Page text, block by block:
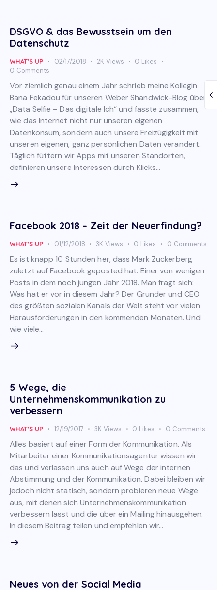
DSGVO & das Bewusstsein um den
Datenschutz
WHAT'S UP 02/17/2018 2K Views 0 Likes
0 Comments
Vor ziemlich genau einem Jahr schrieb meine Kollegin
Bana Fekadou für unseren Weber Shandwick-Blog über
„Data Selfie – Das digitale Ich“ und fasste zusammen,
wie das Internet nicht nur unseren eigenen
Datenkonsum, sondern auch unsere Freizügigkeit mit
unseren eigenen, ganz persönlichen Daten verändert.
Täglich füttern wir Apps mit unseren Standorten,
definieren unsere Interessen durch Klicks…
Facebook 2018 – Zeit der Neuerfindung?
WHAT'S UP 01/12/2018 3K Views 0 Likes 0 Comments
Es ist knapp 10 Stunden her, dass Mark Zuckerberg
zuletzt auf Facebook geposted hat. Einer von wenigen
Posts in dem noch jungen Jahr 2018. Man fragt sich:
Was hat er vor in diesem Jahr? Der Gründer und CEO
des größten sozialen Kanals der Welt steht vor vielen
Herausforderungen in den kommenden Monaten. Und
wie viele…
5 Wege, die
Unternehmenskommunikation zu
verbessern
WHAT'S UP 12/19/2017 3K Views 0 Likes 0 Comments
Alles basiert auf einer Form der Kommunikation. Als
Mitarbeiter einer Kommunikationsagentur wissen wir
das und verlassen uns auch auf Wege der internen
Abstimmung und der Kommunikation. Dabei bleiben wir
jedoch nicht statisch, sondern probieren neue Wege
aus, mit denen sich Unternehmenskommunikation
verbessern lässt und die über ein Mailing hinausgehen.
In diesem Beitrag teilen und empfehlen wir…
Neues von der Social Media